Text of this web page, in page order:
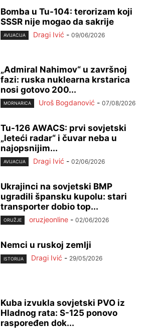
Bomba u Tu-104: terorizam koji
SSSR nije mogao da sakrije
AVIJACIJA Dragi Ivić - 09/06/2026
„Admiral Nahimov“ u završnoj
fazi: ruska nuklearna krstarica
nosi gotovo 200...
MORNARICA Uroš Bogdanović - 07/08/2026
Tu-126 AWACS: prvi sovjetski
„leteći radar“ i čuvar neba u
najopsnijim...
AVIJACIJA Dragi Ivić - 02/06/2026
Ukrajinci na sovjetski BMP
ugradili špansku kupolu: stari
transporter dobio top...
ORUŽJE oruzjeonline - 02/06/2026
Nemci u ruskoj zemlji
ISTORIJA Dragi Ivić - 29/05/2026
Kuba izvukla sovjetski PVO iz
Hladnog rata: S-125 ponovo
raspoređen dok...